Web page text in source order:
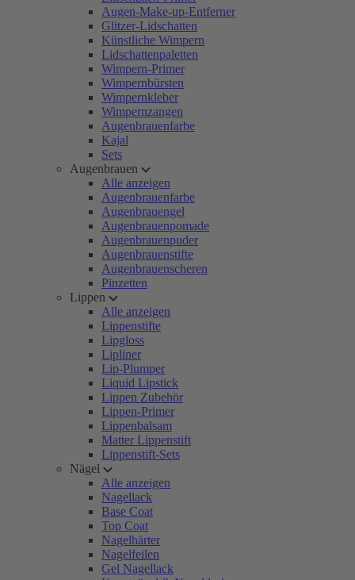
Augen-Make-up-Entferner
Glitzer-Lidschatten
Künstliche Wimpern
Lidschattenpaletten
Wimpern-Primer
Wimpernbürsten
Wimpernkleber
Wimpernzangen
Augenbrauenfarbe
Kajal
Sets
Augenbrauen
Alle anzeigen
Augenbrauenfarbe
Augenbrauengel
Augenbrauenpomade
Augenbrauenpuder
Augenbrauenstifte
Augenbrauenscheren
Pinzetten
Lippen
Alle anzeigen
Lippenstifte
Lipgloss
Lipliner
Lip-Plumper
Liquid Lipstick
Lippen Zubehör
Lippen-Primer
Lippenbalsam
Matter Lippenstift
Lippenstift-Sets
Nägel
Alle anzeigen
Nagellack
Base Coat
Top Coat
Nagelhärter
Nagelfeilen
Gel Nagellack